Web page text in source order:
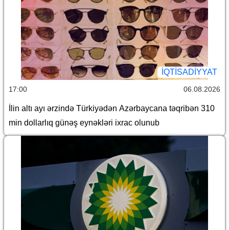
İQTİSADİYYAT
17:00 06.08.2026
İlin altı ayı ərzində Türkiyədən Azərbaycana təqribən 310
min dollarlıq günəş eynəkləri ixrac olunub